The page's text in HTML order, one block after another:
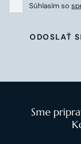
Súhlasím so
ODOSLAŤ
Sme